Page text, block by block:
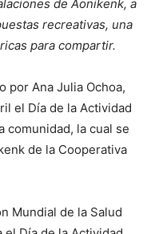
de Aonikenk, a
recreativas, una
para compartir.
por Ana Julia Ochoa,
el Día de la Actividad
comunidad, la cual se
de la Cooperativa
Mundial de la Salud